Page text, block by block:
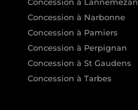
Concession à Narbonne
Concession à Pamiers
Concession à Perpignan
Concession à St Gaudens
Concession à Tarbes